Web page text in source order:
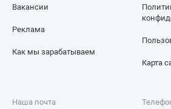
Вакансии
Реклама
Как мы зарабатываем
Карта
Наша почта